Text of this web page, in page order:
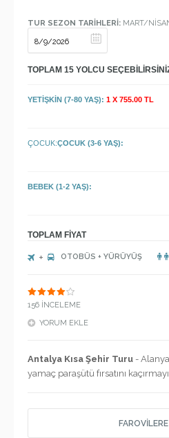
TUR SEZON TARİHLERİ: MART/
TOPLAM 15 YOLCU
YETİŞKİN (7-80 YAŞ): 1 X 755.00 TL
ÇOCUK:ÇOCUK (3-6 YAŞ):
BEBEK (1-2 YAŞ):
TOPLAM FİYAT
OTOBÜS + YÜRÜYÜŞ
156 İNCELEME
YORUM EKLE
Antalya Kısa Şehir Turu -
yamaç paraşütü fırsatını